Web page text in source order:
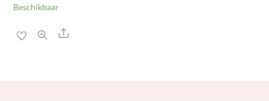
Beschikbaar
Share